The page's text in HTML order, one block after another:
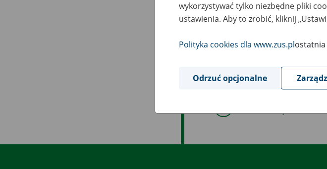
W związku z koniecznością
godziny 22:00 do godziny 23:00
Platformy Usług Elektronicznych
wykorzystywać tylko niezbędne pliki
ustawienia. Aby to zrobić, kliknij
Polityka cookies dla www.zus.plostatnia
Odrzuć opcjonalne